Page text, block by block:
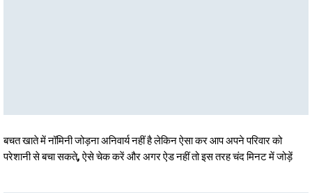
बचत खाते में नॉमिनी जोड़ना अनिवार्य नहीं है लेकिन ऐसा कर आप अपने परिवार को
परेशानी से बचा सकते, ऐसे चेक करें और अगर ऐड नहीं तो इस तरह चंद मिनट में जोड़ें